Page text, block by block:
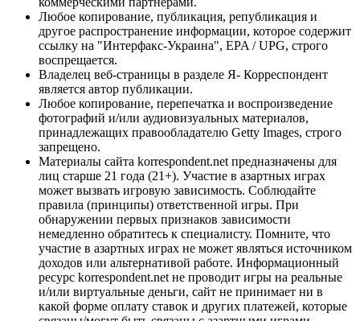
Любое копирование, публикация, републикация и
другое распространение информации, которое содержит
ссылку на "Интерфакс-Украина", EPA / UPG, строго
воспрещается.
Владелец веб-страницы в разделе Я- Корреспондент
является автор публикации.
Любое копирование, перепечатка и воспроизведение
фотографий и/или аудиовизуальных материалов,
принадлежащих правообладателю Getty Images, строго
запрещено.
Материалы сайта korrespondent.net предназначены для
лиц старше 21 года (21+). Участие в азартных играх
может вызвать игровую зависимость. Соблюдайте
правила (принципы) ответственной игры. При
обнаружении первых признаков зависимости
немедленно обратитесь к специалисту. Помните, что
участие в азартных играх не может являться источником
доходов или альтернативой работе. Информационный
ресурс korrespondent.net не проводит игры на реальные
и/или виртуальные деньги, сайт не принимает ни в
какой форме оплату ставок и других платежей, которые